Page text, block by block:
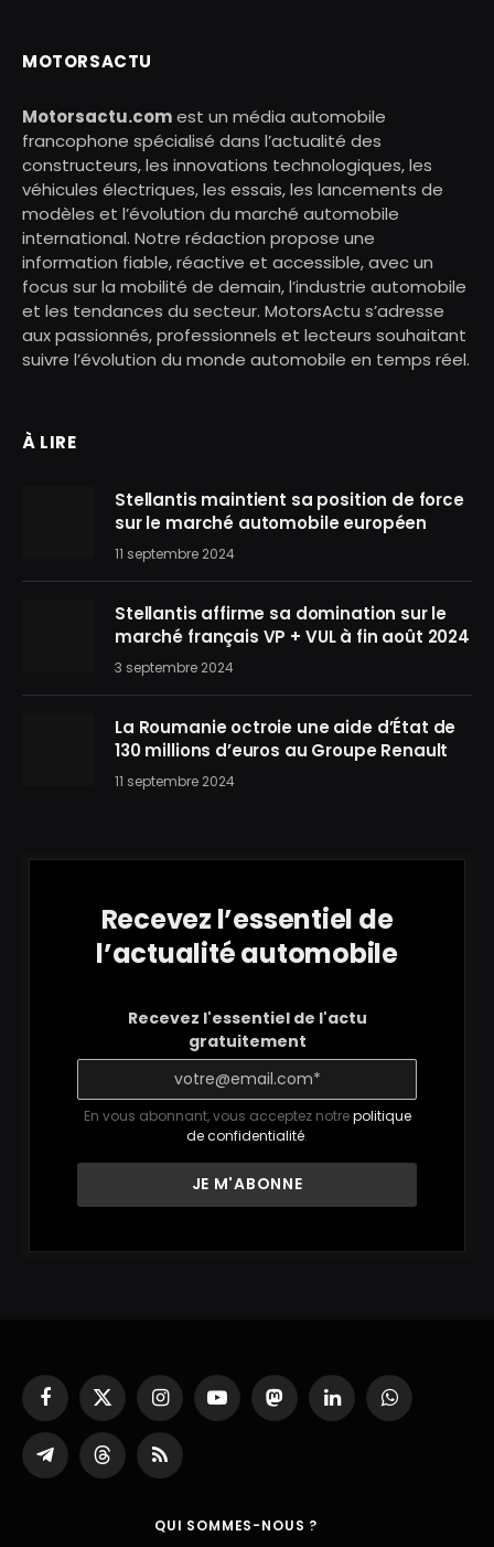
MOTORSACTU
Motorsactu.comest un média automobile
francophone spécialisé dans l’actualité des
constructeurs, les innovations technologiques, les
véhicules électriques, les essais, les lancements de
modèles et l’évolution du marché automobile
international. Notre rédaction propose une
information fiable, réactive et accessible, avec un
focus sur la mobilité de demain, l’industrie automobile
et les tendances du secteur. MotorsActu s’adresse
aux passionnés, professionnels et lecteurs souhaitant
suivre l’évolution du monde automobile en temps réel.
À LIRE
Stellantis maintient sa position de force
sur le marché automobile européen
11 septembre 2024
Stellantis affirme sa domination sur le
marché français VP + VUL à fin août 2024
3 septembre 2024
La Roumanie octroie une aide d’État de
130 millions d’euros au Groupe Renault
11 septembre 2024
Recevez l’essentiel de
l’actualité automobile
Recevez l'essentiel de l'actu
gratuitement
En vous abonnant, vous acceptez notrepolitique
de confidentialité.
Facebook
X
(Twitter)
InstagramYouTubeMastodonLinkedInWhatsApp
Partager
sur
ThreadsRSS
QUI SOMMES-NOUS ?